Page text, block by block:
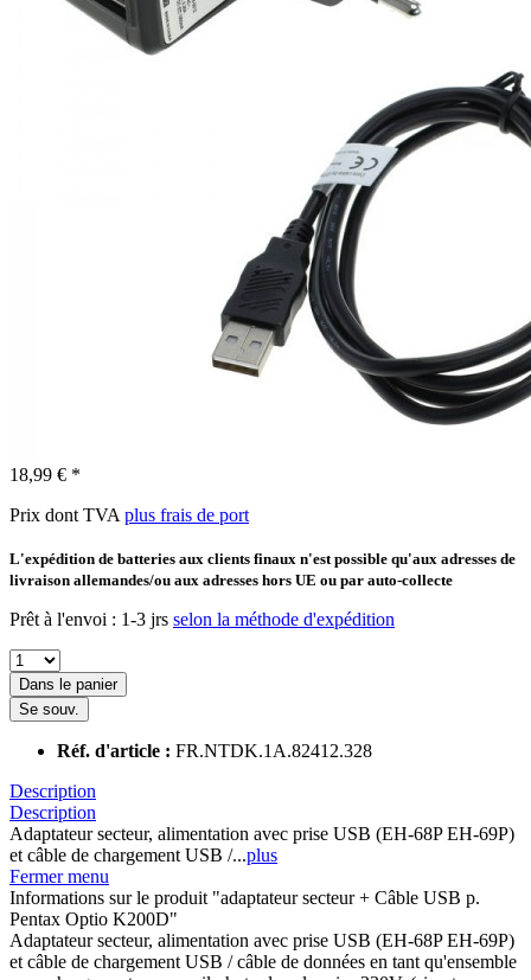
18,99 € *
Prix dont TVA plus frais de port
L'expédition de batteries aux clients finaux n'est possible qu'aux adresses de
livraison allemandes/ou aux adresses hors UE ou par auto-collecte
Prêt à l'envoi : 1-3 jrs selon la méthode d'expédition
Dans le panier
Se souv.
Réf. d'article : FR.NTDK.1A.82412.328
Description
Description
Adaptateur secteur, alimentation avec prise USB (EH-68P EH-69P)
et câble de chargement USB /...plus
Fermer menu
Informations sur le produit "adaptateur secteur + Câble USB p.
Pentax Optio K200D"
Adaptateur secteur, alimentation avec prise USB (EH-68P EH-69P)
et câble de chargement USB / câble de données en tant qu'ensemble